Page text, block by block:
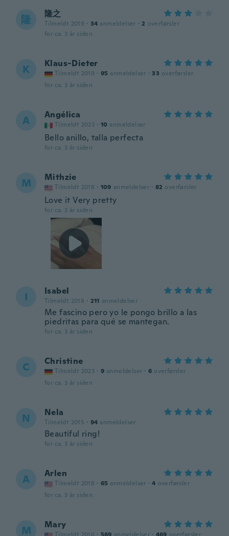
隆 隆之
Tilmeldt 2019 · 34 anmeldelser · 2 overførsler
for ca. 3 år siden
K Klaus-Dieter
Tilmeldt 2019 · 95 anmeldelser · 33 overførsler
for ca. 3 år siden
A Angélica
Tilmeldt 2023 · 10 anmeldelser
Bello anillo, talla perfecta
for ca. 3 år siden
M Mithzie
Tilmeldt 2018 · 109 anmeldelser · 82 overførsler
Love it Very pretty
for ca. 3 år siden
I Isabel
Tilmeldt 2018 · 211 anmeldelser
Me fascino pero yo le pongo brillo a las
piedritas para qué se mantegan.
for ca. 3 år siden
C Christine
Tilmeldt 2023 · 9 anmeldelser · 6 overførsler
for ca. 3 år siden
N Nela
Tilmeldt 2015 · 94 anmeldelser
Beautiful ring!
for ca. 3 år siden
A Arlen
Tilmeldt 2018 · 65 anmeldelser · 4 overførsler
for ca. 3 år siden
M Mary